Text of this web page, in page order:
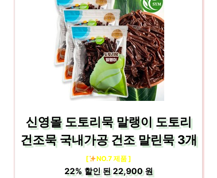
신영몰 도토리묵 말랭이 도토리
건조묵 국내가공 건조 말린묵 3개
[ NO.7 제품 ]
22%할인 된22,900 원